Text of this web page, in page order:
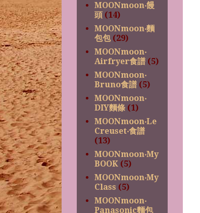
MOONmoon‧饅
頭 (14)
MOONmoon‧麵
包包 (29)
MOONmoon‧
Airfryer食譜 (5)
MOONmoon‧
Bruno食譜 (5)
MOONmoon‧
DIY麵條 (1)
MOONmoon‧Le
Creuset‧食譜
(13)
MOONmoon‧My
BOOK (5)
MOONmoon‧My
Class (5)
MOONmoon‧
Panasonic麵包